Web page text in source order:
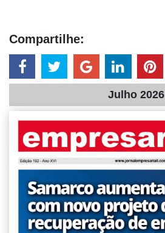
Compartilhe:
Julho 2026